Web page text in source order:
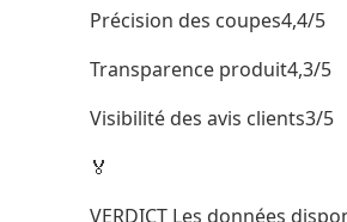
Précision des coupes4,4/5
Transparence produit4,3/5
Visibilité des avis clients3/5
🏅
VERDICT Les données